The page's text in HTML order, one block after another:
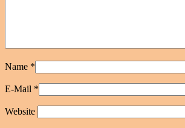
Name *
E-Mail *
Website